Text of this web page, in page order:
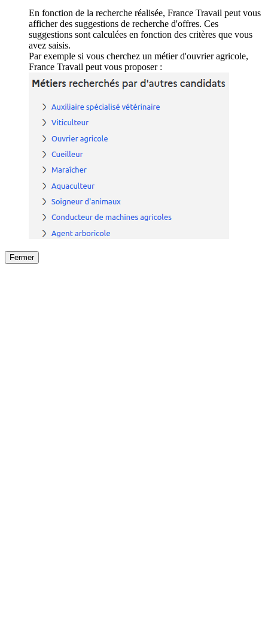
En fonction de la recherche réalisée, France Travail peut vous
afficher des suggestions de recherche d'offres. Ces
suggestions sont calculées en fonction des critères que vous
avez saisis.
Par exemple si vous cherchez un métier d'ouvrier agricole,
France Travail peut vous proposer :
Fermer